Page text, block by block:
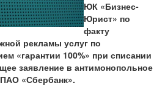
ЮК «Бизнес-
Юрист» по
факту
рекламы услуг по
«гарантии 100%» при списании
заявление в антимонопольное
«Сбербанк».